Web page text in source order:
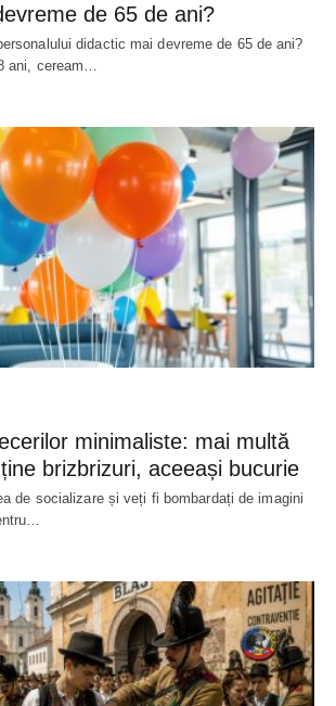
de 65 de ani?
didactic mai devreme de 65 de ani?
ani, ceream…
minimaliste: mai multă
brizbrizuri, aceeași bucurie
de socializare și veți fi bombardați de imagini